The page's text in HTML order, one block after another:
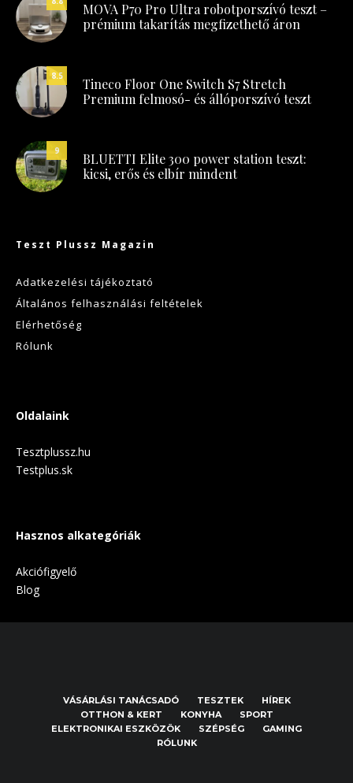
MOVA P70 Pro Ultra robotporszívó teszt –
prémium takarítás megfizethető áron
8.5
Tineco Floor One Switch S7 Stretch
Premium felmosó- és állóporszívó teszt
9
BLUETTI Elite 300 power station teszt:
kicsi, erős és elbír mindent
Teszt Plussz Magazin
Adatkezelési tájékoztató
Általános felhasználási feltételek
Elérhetőség
Rólunk
Oldalaink
Tesztplussz.hu
Testplus.sk
Hasznos alkategóriák
Akciófigyelő
Blog
VÁSÁRLÁSI TANÁCSADÓ TESZTEK
HÍREK
OTTHON & KERT
KONYHA
SPORT
ELEKTRONIKAI ESZKÖZÖK
SZÉPSÉG
GAMING
RÓLUNK